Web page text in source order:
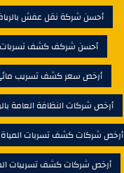
أحسن شركة نقل عفش
أحسن شركف كشف تسربات
أرخص سعر كشف تسريب
أرخص شركات النظافة العامة
أرخص شركات كشف تسربات المياة
أرخص شركات كشف تسريبات